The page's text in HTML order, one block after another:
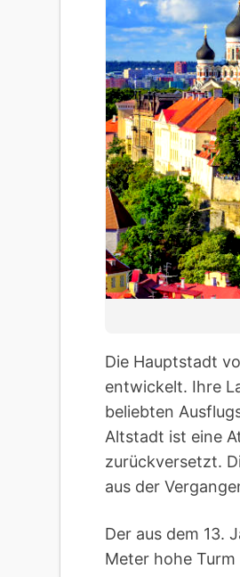
Die Hauptstadt
entwickelt. Ihre
beliebten
Altstadt ist eine
zurückversetzt.
aus der
Der aus dem 13.
Meter hohe